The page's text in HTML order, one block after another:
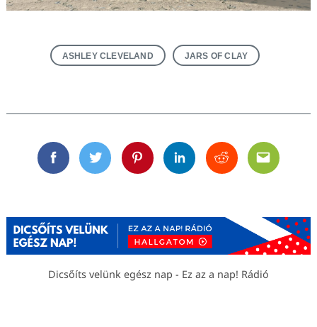
ASHLEY CLEVELAND JARS OF CLAY
FacebookTwitterPinterestLinkedinRedditEmail
Dicsőíts velünk egész nap - Ez az a nap! Rádió